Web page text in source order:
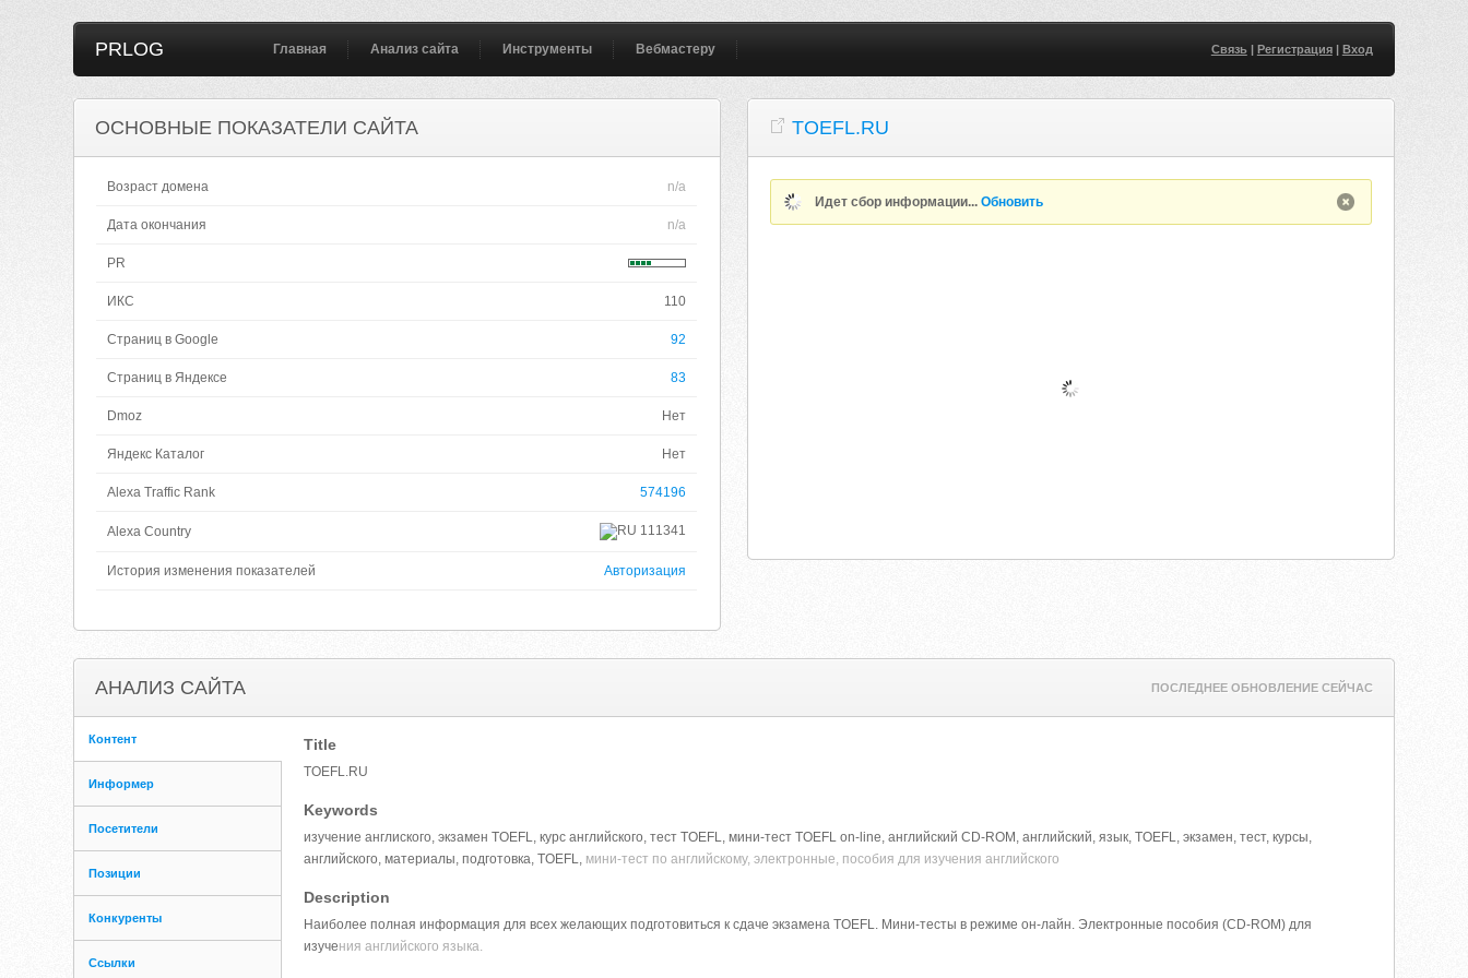
PRLOG Главная Анализ сайта Инструменты Вебмастеру Связь| Регистрация| Вход
ОСНОВНЫЕ ПОКАЗАТЕЛИ САЙТА
Возраст домена n/a
Дата окончания n/a
PR
ИКС 110
Страниц в Google 92
Страниц в Яндексе 83
Dmoz Нет
Яндекс Каталог Нет
Alexa Traffic Rank 574196
Alexa Country 111341
История изменения показателей Авторизация
TOEFL.RU
Идет сбор информации...Обновить
АНАЛИЗ САЙТА ПОСЛЕДНЕЕ ОБНОВЛЕНИЕ СЕЙЧАС
Контент
Информер
Посетители
Позиции
Конкуренты
Ссылки
Title
TOEFL.RU
Keywords
изучение англиского, экзамен TOEFL, курс английского, тест TOEFL, мини-тест TOEFL on-line, английский CD-ROM, английский, язык, TOEFL, экзамен, тест, курсы,
английского, материалы, подготовка, TOEFL, мини-тест по английскому, электронные, пособия для изучения английского
Description
Наиболее полная информация для всех желающих подготовиться к сдаче экзамена TOEFL. Мини-тесты в режиме он-лайн. Электронные пособия (CD-ROM) для
изучения английского языка.